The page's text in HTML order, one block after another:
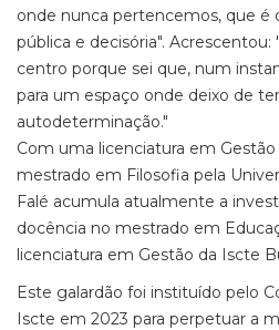
onde nunca pertencemos, que é
pública e decisória".
centro porque sei que, num
para um espaço onde deixo de
autodeterminação."
Com uma licenciatura em
mestrado em Filosofia pela
Falé acumula atualmente a
docência no mestrado em
licenciatura em Gestão da Iscte
Este galardão foi instituído pelo
Iscte em 2023 para perpetuar a